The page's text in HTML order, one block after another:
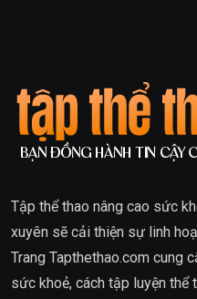
Tập thể thao nâng cao sức
xuyên sẽ cải thiện sự linh
Trang Tapthethao.com cung
sức khoẻ, cách tập luyện thể